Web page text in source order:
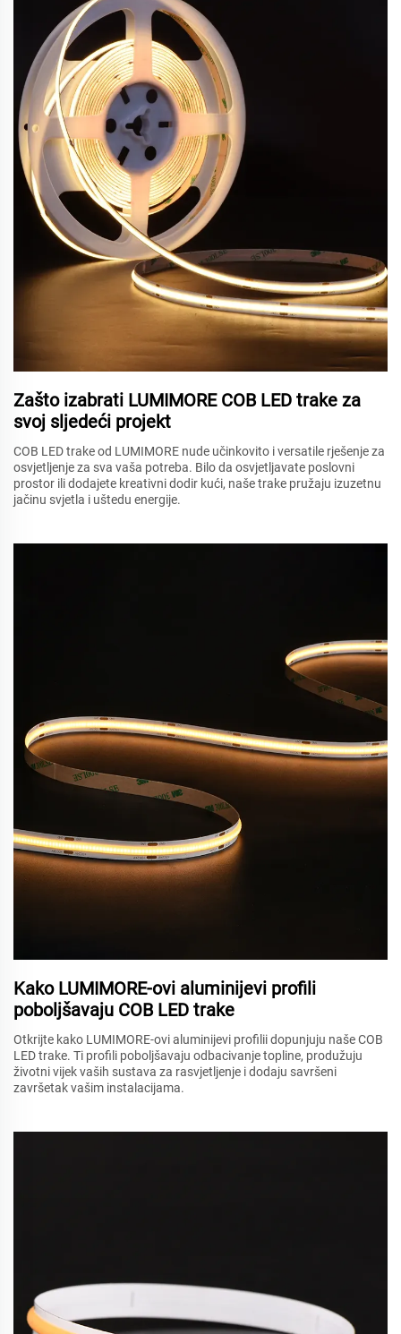
Zašto izabrati LUMIMORE COB LED trake za
svoj sljedeći projekt
COB LED trake od LUMIMORE nude učinkovito i versatile rješenje za
osvjetljenje za sva vaša potreba. Bilo da osvjetljavate poslovni
prostor ili dodajete kreativni dodir kući, naše trake pružaju izuzetnu
jačinu svjetla i uštedu energije.
Kako LUMIMORE-ovi aluminijevi profili
poboljšavaju COB LED trake
Otkrijte kako LUMIMORE-ovi aluminijevi profilii dopunjuju naše COB
LED trake. Ti profili poboljšavaju odbacivanje topline, produžuju
životni vijek vaših sustava za rasvjetljenje i dodaju savršeni
završetak vašim instalacijama.